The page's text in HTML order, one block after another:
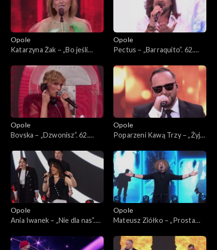
Opole
Katarzyna Żak – „Bo jeśli
Koncert „Premiery”
Opole
Pectus – „Barraquito”. 62.
Opole
Bovska – „Dzwonisz”. 62.
Opole
Poparzeni Kawą Trzy – „Żyje
„Premiery”
Opole
Ania Iwanek – „Nie dla nas”.
„Premiery”
Opole
Mateusz Ziółko – „Prosta
KFPP: Koncert „Premiery”